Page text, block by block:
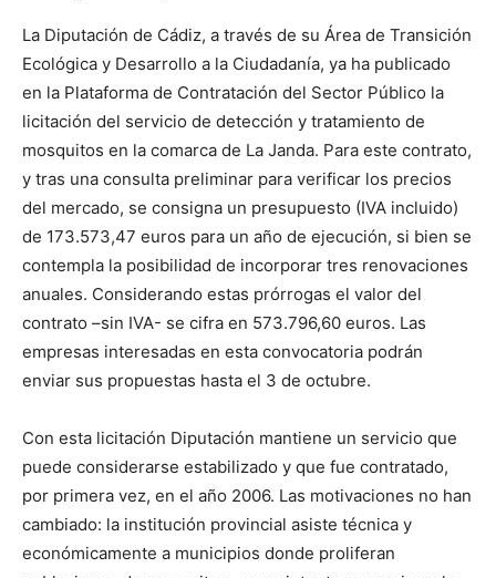
La Diputación de Cádiz, a través de su Área de Transición
Ecológica y Desarrollo a la Ciudadanía, ya ha publicado
en la Plataforma de Contratación del Sector Público la
licitación del servicio de detección y tratamiento de
mosquitos en la comarca de La Janda. Para este contrato,
y tras una consulta preliminar para verificar los precios
del mercado, se consigna un presupuesto (IVA incluido)
de 173.573,47 euros para un año de ejecución, si bien se
contempla la posibilidad de incorporar tres renovaciones
anuales. Considerando estas prórrogas el valor del
contrato –sin IVA- se cifra en 573.796,60 euros. Las
empresas interesadas en esta convocatoria podrán
enviar sus propuestas hasta el 3 de octubre.
Con esta licitación Diputación mantiene un servicio que
puede considerarse estabilizado y que fue contratado,
por primera vez, en el año 2006. Las motivaciones no han
cambiado: la institución provincial asiste técnica y
económicamente a municipios donde proliferan